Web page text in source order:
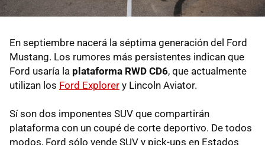
En septiembre nacerá la séptima generación del Ford
Mustang. Los rumores más persistentes indican que
Ford usaría la plataforma RWD CD6, que actualmente
utilizan los Ford Explorer y Lincoln Aviator.
Sí son dos imponentes SUV que compartirán
plataforma con un coupé de corte deportivo. De todos
modos, Ford sólo vende SUV y pick-ups en Estados